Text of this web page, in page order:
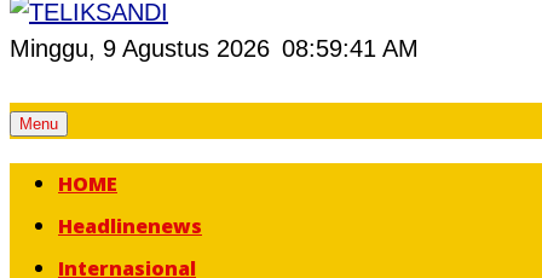
Minggu, 9 Agustus 2026 08:59:42 AM
Skip
content
Menu
HOME
Headlinenews
Internasional